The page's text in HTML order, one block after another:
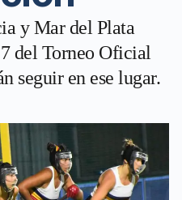
y Mar del Plata
del Torneo Oficial
seguir en ese lugar.